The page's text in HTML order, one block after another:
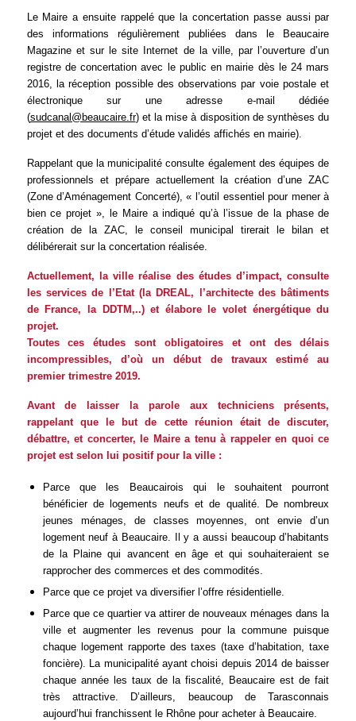
Le Maire a ensuite rappelé que la concertation passe aussi par
des informations régulièrement publiées dans le Beaucaire
Magazine et sur le site Internet de la ville, par l’ouverture d’un
registre de concertation avec le public en mairie dès le 24 mars
2016, la réception possible des observations par voie postale et
électronique sur une adresse e-mail dédiée
(sudcanal@beaucaire.fr) et la mise à disposition de synthèses du
projet et des documents d’étude validés affichés en mairie).
Rappelant que la municipalité consulte également des équipes de
professionnels et prépare actuellement la création d’une ZAC
(Zone d’Aménagement Concerté), « l’outil essentiel pour mener à
bien ce projet », le Maire a indiqué qu’à l’issue de la phase de
création de la ZAC, le conseil municipal tirerait le bilan et
délibérerait sur la concertation réalisée.
Actuellement, la ville réalise des études d’impact, consulte
les services de l’Etat (la DREAL, l’architecte des bâtiments
de France, la DDTM,..) et élabore le volet énergétique du
projet.
Toutes ces études sont obligatoires et ont des délais
incompressibles, d’où un début de travaux estimé au
premier trimestre 2019.
Avant de laisser la parole aux techniciens présents,
rappelant que le but de cette réunion était de discuter,
débattre, et concerter, le Maire a tenu à rappeler en quoi ce
projet est selon lui positif pour la ville :
Parce que les Beaucairois qui le souhaitent pourront
bénéficier de logements neufs et de qualité. De nombreux
jeunes ménages, de classes moyennes, ont envie d’un
logement neuf à Beaucaire. Il y a aussi beaucoup d’habitants
de la Plaine qui avancent en âge et qui souhaiteraient se
rapprocher des commerces et des commodités.
Parce que ce projet va diversifier l’offre résidentielle.
Parce que ce quartier va attirer de nouveaux ménages dans la
ville et augmenter les revenus pour la commune puisque
chaque logement rapporte des taxes (taxe d’habitation, taxe
foncière). La municipalité ayant choisi depuis 2014 de baisser
chaque année les taux de la fiscalité, Beaucaire est de fait
très attractive. D’ailleurs, beaucoup de Tarasconnais
aujourd’hui franchissent le Rhône pour acheter à Beaucaire.